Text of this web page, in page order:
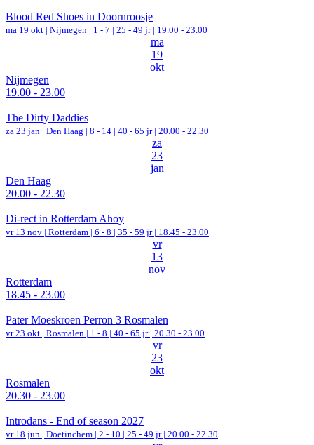
Blood Red Shoes in Doornroosje
ma 19 okt | Nijmegen | 1 - 7 | 25 - 49 jr | 19.00 - 23.00
ma
19
okt
Nijmegen
19.00 - 23.00
The Dirty Daddies
za 23 jan | Den Haag | 8 - 14 | 40 - 65 jr | 20.00 - 22.30
za
23
jan
Den Haag
20.00 - 22.30
Di-rect in Rotterdam Ahoy
vr 13 nov | Rotterdam | 6 - 8 | 35 - 59 jr | 18.45 - 23.00
vr
13
nov
Rotterdam
18.45 - 23.00
Pater Moeskroen Perron 3 Rosmalen
vr 23 okt | Rosmalen | 1 - 8 | 40 - 65 jr | 20.30 - 23.00
vr
23
okt
Rosmalen
20.30 - 23.00
Introdans - End of season 2027
vr 18 jun | Doetinchem | 2 - 10 | 25 - 49 jr | 20.00 - 22.30